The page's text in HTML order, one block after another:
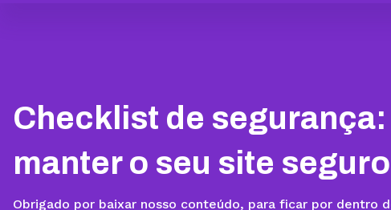
Checklist de
manter o seu site seguro
Obrigado por baixar nosso conteúdo, para ficar por dentro